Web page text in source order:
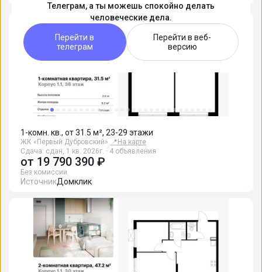
1-комн. кв., от 31.5 м², 23-29 этажи
ЖК «Первый Дубровский» 📍 На карте
Сдача: сдан, 1 кв. 2026г. · 4 объявления
от 19 790 390 ₽
Без комиссии
ИсточникДомклик
Телеграм, а ты можешь спокойно делать
человеческие дела.
Перейти в
телеграм
Перейти в веб-
версию